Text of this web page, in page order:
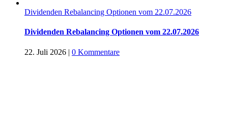
Dividenden Rebalancing Optionen vom 22.07.2026
Dividenden Rebalancing Optionen vom 22.07.2026
22. Juli 2026 | 0 Kommentare